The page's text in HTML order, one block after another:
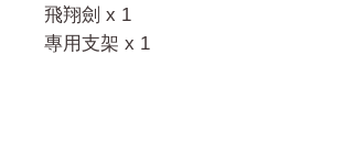
飛翔劍 x 1
專用支架 x 1